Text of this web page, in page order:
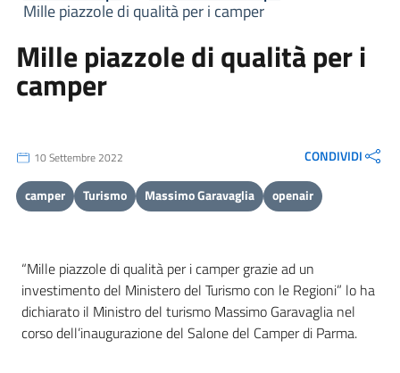
Mille piazzole di qualità per i camper
Mille piazzole di qualità per i
camper
10 Settembre 2022 CONDIVIDI
camper Turismo Massimo Garavaglia openair
“Mille piazzole di qualità per i camper grazie ad un
investimento del Ministero del Turismo con le Regioni” lo ha
dichiarato il Ministro del turismo Massimo Garavaglia nel
corso dell’inaugurazione del Salone del Camper di Parma.